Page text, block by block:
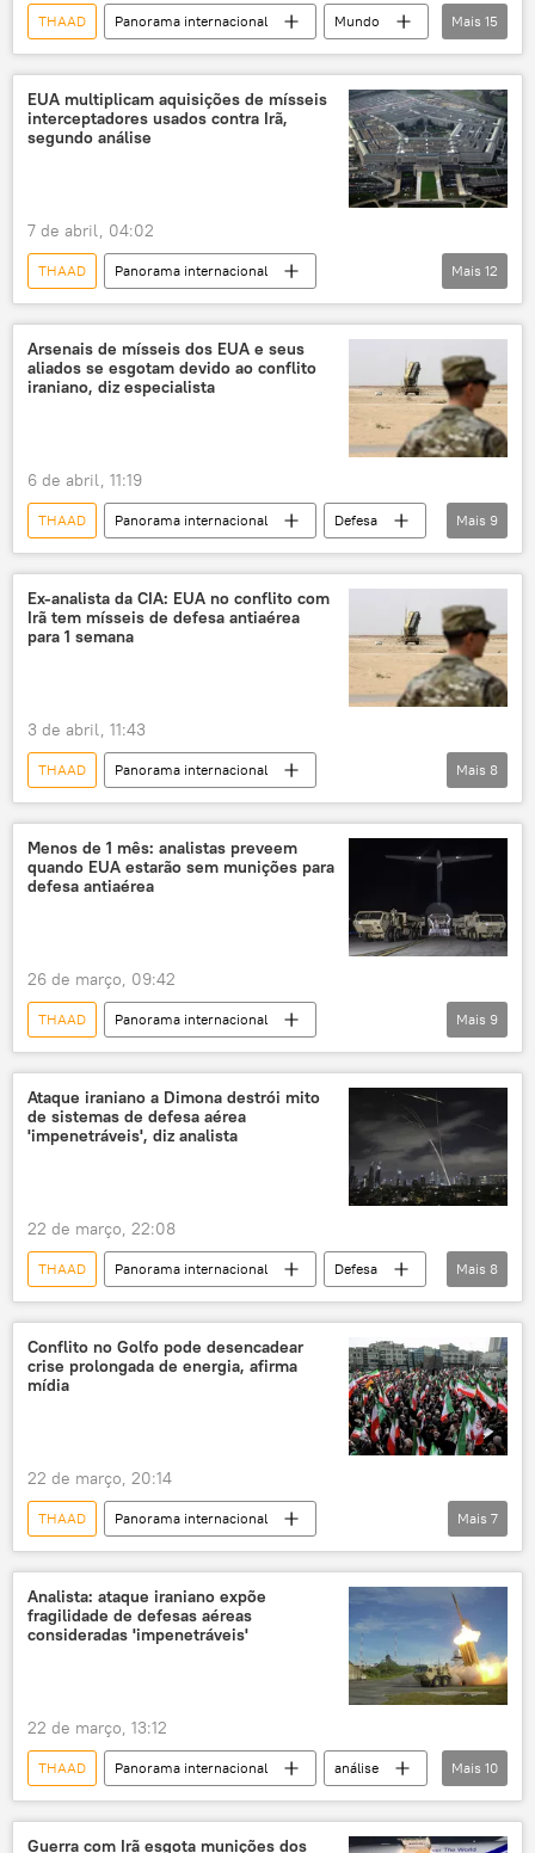
THAAD Panorama internacional
Mundo
Donald Trump
Ali Akbar Velayati
Oriente Médio
Washington
Irã
Ministério das Relações Exteriores
ofensiva
Oriente Médio e África
Américas
Mais 15
EUA multiplicam aquisições de mísseis
interceptadores usados contra Irã,
segundo análise
7 de abril, 04:02
THAAD
Panorama internacional
Pentágono
orçamento militar
Defesa
gastos militares
mísseis
interceptor
Estados Unidos
Washington
Mais 12
Arsenais de mísseis dos EUA e seus
aliados se esgotam devido ao conflito
iraniano, diz especialista
6 de abril, 11:19
THAAD Panorama internacional
Defesa
Irã
Estados Unidos
Oriente Médio
The New York Times
Forças Armadas dos Estados Unidos
defesa antiaérea
Mais 9
Ex-analista da CIA: EUA no conflito com
Irã tem mísseis de defesa antiaérea
para 1 semana
3 de abril, 11:43
THAAD
Panorama internacional
sistema de defesa antiaérea
Patriot
defesa antimísseis
Israel
guerra Oriente Médio
Mais 8
Menos de 1 mês: analistas preveem
quando EUA estarão sem munições para
defesa antiaérea
26 de março, 09:42
THAAD
Panorama internacional
Donald Trump
Estados Unidos
Irã
Reino Unido
The Economist
Business Insider
RUSI
Mais 9
Ataque iraniano a Dimona destrói mito
de sistemas de defesa aérea
'impenetráveis', diz analista
22 de março, 22:08
THAAD Panorama internacional
Defesa
Irã
Israel
Estados Unidos
Patriot
Oriente Médio e África
porta-mísseis
míssil
Mais 8
Conflito no Golfo pode desencadear
crise prolongada de energia, afirma
mídia
22 de março, 20:14
THAAD
Panorama internacional
Oriente Médio
Golfo Pérsico
Financial Times
Catar
Sputnik
Irã
Mais 7
Analista: ataque iraniano expõe
fragilidade de defesas aéreas
consideradas 'impenetráveis'
22 de março, 13:12
THAAD Panorama internacional
análise
Defesa
Irã
Israel
Estados Unidos
Patriot
Mais 10
Guerra com Irã esgota munições dos